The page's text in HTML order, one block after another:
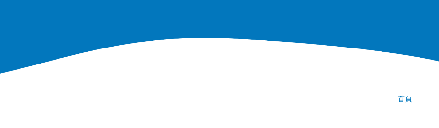
航
首頁